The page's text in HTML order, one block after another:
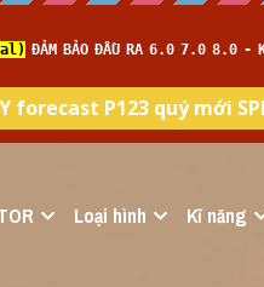
Loại hình Kĩ năng